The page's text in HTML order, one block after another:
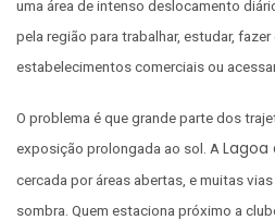
uma área de intenso deslocamento
pela região para trabalhar, estudar,
estabelecimentos comerciais ou
O problema é que grande parte dos
exposição prolongada ao sol. A Lagoa
cercada por áreas abertas, e muitas
sombra. Quem estaciona próximo a